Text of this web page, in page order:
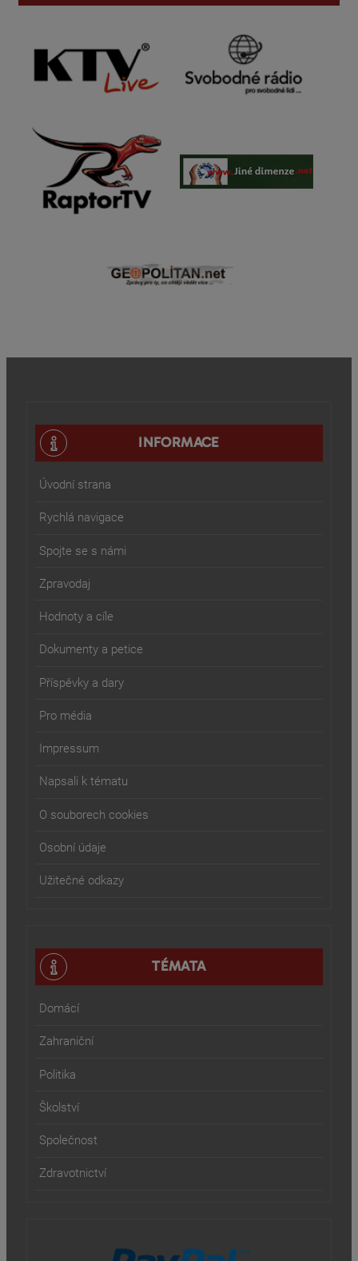
INFORMACE
Úvodní strana
Rychlá navigace
Spojte se s námi
Zpravodaj
Hodnoty a cíle
Dokumenty a petice
Příspěvky a dary
Pro média
Impressum
Napsali k tématu
O souborech cookies
Osobní údaje
Užitečné odkazy
TÉMATA
Domácí
Zahraniční
Politika
Školství
Společnost
Zdravotnictví